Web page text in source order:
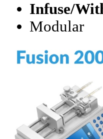
Infuse/
Modular